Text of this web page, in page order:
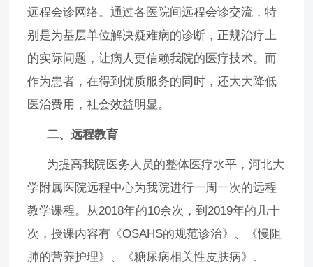
远程会诊网络。通过各医院间远程会诊交流，特
别是为基层单位解决疑难病的诊断，正规治疗上
的实际问题，让病人更信赖我院的医疗技术。而
作为患者，在得到优质服务的同时，还大大降低
医治费用，社会效益明显。
二、远程教育
为提高我院医务人员的整体医疗水平，河北大
学附属医院远程中心为我院进行一周一次的远程
教学课程。从2018年的10余次，到2019年的几十
次，授课内容有《OSAHS的规范诊治》、《慢阻
肺的营养护理》、《糖尿病相关性皮肤病》、